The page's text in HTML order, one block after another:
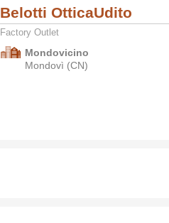
Belotti OtticaUdito
Factory Outlet
Mondovicino
Mondovì (CN)